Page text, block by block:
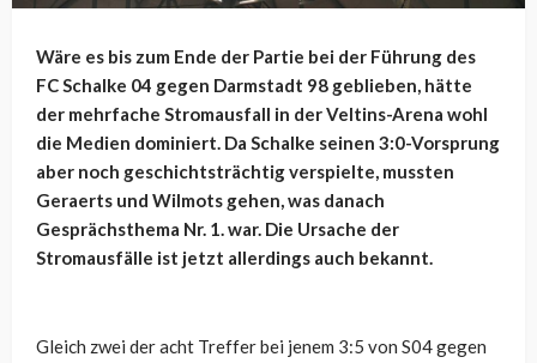
Wäre es bis zum Ende der Partie bei der Führung des
FC Schalke 04 gegen Darmstadt 98 geblieben, hätte
der mehrfache Stromausfall in der Veltins-Arena wohl
die Medien dominiert. Da Schalke seinen 3:0-Vorsprung
aber noch geschichtsträchtig verspielte, mussten
Geraerts und Wilmots gehen, was danach
Gesprächsthema Nr. 1. war. Die Ursache der
Stromausfälle ist jetzt allerdings auch bekannt.
Gleich zwei der acht Treffer bei jenem 3:5 von S04 gegen